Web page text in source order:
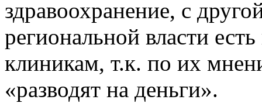
здравоохранение, с
региональной власти
клиникам, т.к. по их
«разводят на деньги».